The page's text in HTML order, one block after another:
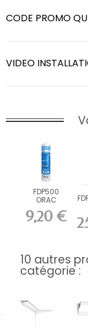
CODE PROMO
VIDEO
FDP500
ORAC
DecoFix Pro
310 ml
9,20 €
10 autres
catégorie :